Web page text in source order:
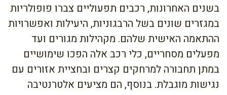
בשנים האחרונות, רכבים תפעוליים צברו פופולריות
במגזרים שונים בשל הרבגוניות, היעילות ואפשרויות
ההתאמה האישית שלהם. מקהילות מגורים ועד
מפעלים מסחריים, כלי רכב אלה הפכו שימושיים
במתן תחבורה למרחקים קצרים ובחציית אזורים עם
נגישות מוגבלת. בנוסף, הם מציעים אלטרנטיבה